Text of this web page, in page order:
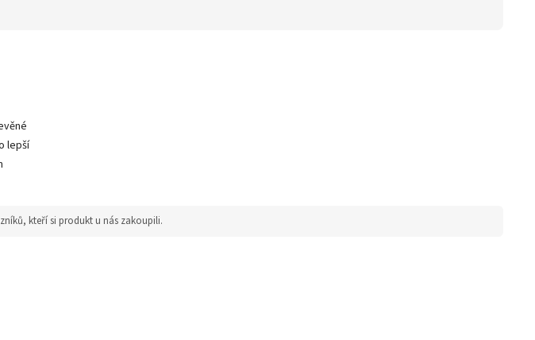
lepší
kteří si produkt u nás zakoupili.